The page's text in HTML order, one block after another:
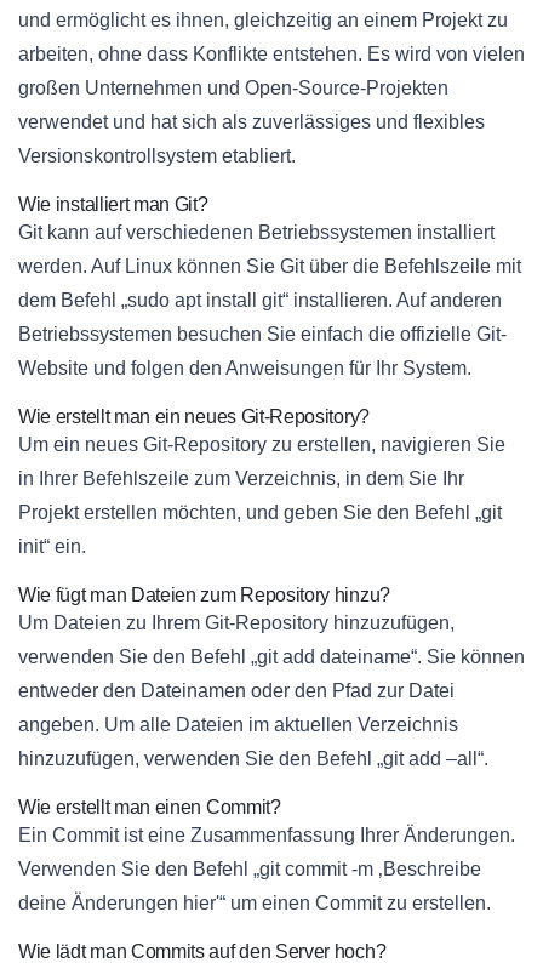
und ermöglicht es ihnen, gleichzeitig an einem Projekt zu
arbeiten, ohne dass Konflikte entstehen. Es wird von vielen
großen Unternehmen und Open-Source-Projekten
verwendet und hat sich als zuverlässiges und flexibles
Versionskontrollsystem etabliert.
Wie installiert man Git?
Git kann auf verschiedenen Betriebssystemen installiert
werden. Auf Linux können Sie Git über die Befehlszeile mit
dem Befehl „sudo apt install git“ installieren. Auf anderen
Betriebssystemen besuchen Sie einfach die offizielle Git-
Website und folgen den Anweisungen für Ihr System.
Wie erstellt man ein neues Git-Repository?
Um ein neues Git-Repository zu erstellen, navigieren Sie
in Ihrer Befehlszeile zum Verzeichnis, in dem Sie Ihr
Projekt erstellen möchten, und geben Sie den Befehl „git
init“ ein.
Wie fügt man Dateien zum Repository hinzu?
Um Dateien zu Ihrem Git-Repository hinzuzufügen,
verwenden Sie den Befehl „git add dateiname“. Sie können
entweder den Dateinamen oder den Pfad zur Datei
angeben. Um alle Dateien im aktuellen Verzeichnis
hinzuzufügen, verwenden Sie den Befehl „git add –all“.
Wie erstellt man einen Commit?
Ein Commit ist eine Zusammenfassung Ihrer Änderungen.
Verwenden Sie den Befehl „git commit -m ‚Beschreibe
deine Änderungen hier'“ um einen Commit zu erstellen.
Wie lädt man Commits auf den Server hoch?